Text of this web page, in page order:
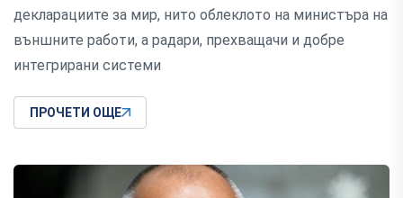
декларациите за мир, нито облеклото на министъра на
външните работи, а радари, прехващачи и добре
интегрирани системи
ПРОЧЕТИ ОЩЕ